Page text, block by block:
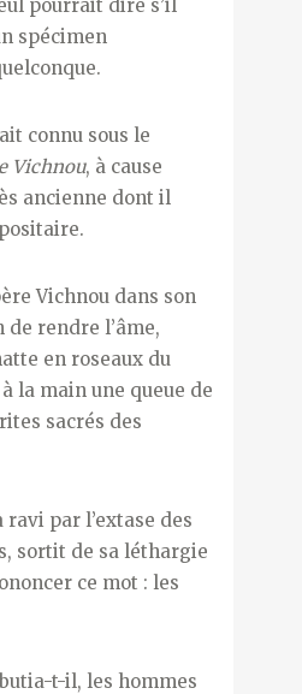
pourrait dire s’il
spécimen
connu sous le
Vichnou, à cause
ancienne dont il
Vichnou dans son
rendre l’âme,
en roseaux du
la main une queue de
sacrés des
par l’extase des
sortit de sa léthargie
ce mot : les
t-il, les hommes